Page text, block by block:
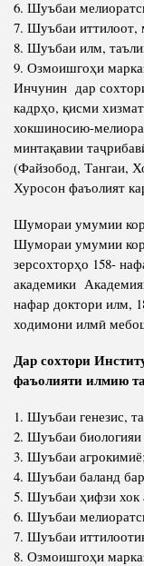
Салоҳият
Тарҷумаи ҳол
Китобҳо
Мақолаҳо
Хадамоти
ПРЕЗИДЕНТИ
Сохтори
Роҳбарон ва
Таърихи
6. Шуъбаи
7. Шуъбаи иттилоот,
8. Шуъбаи илм,
9. Озмоишгоҳи
Инчунин дар
кадрҳо, қисми
хокшиносию-
минтақавии
(Файзобод, Тангаи,
Хуросон фаъолият
Шумораи умумии
Шумораи умумии
зерсохторҳо 158-
академики
нафар доктори илм,
ходимони илмӣ
Дар сохтори
фаъолияти илмию
Шуъбаи генезис,
Шуъбаи биологияи
Шуъбаи агрокимиё;
Шуъбаи баланд
Шуъбаи ҳифзи хок
Шуъбаи
Шуъбаи
Озмоишгоҳи